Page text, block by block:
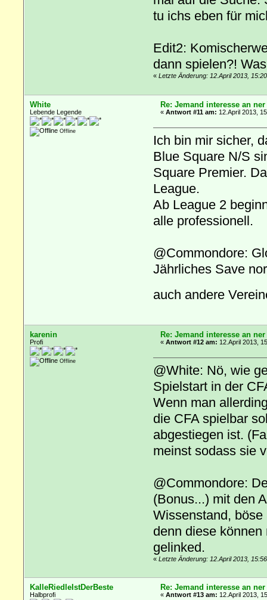
tu ichs eben für
Edit2:
dann spielen?!
« Letzte Änderung: 12.April 2013,
White
Lebende Legende
Offline
Re: Jemand interesse an
«Antwort #11 am: 12.April 2013,
Ich bin mir sicher,
Blue Square N/S
Square Premier.
League.
Ab League 2
alle professionell.
@Commondore:
Jährliches Save
auch andere
karenin
Profi
Offline
Re: Jemand interesse an
«Antwort #12 am: 12.April 2013,
@White: Nö, wie
Spielstart in der
Wenn man
die CFA spielbar
abgestiegen ist.
meinst sodass sie
@Commondore:
(Bonus...) mit den
Wissenstand,
denn diese
gelinked.
« Letzte Änderung: 12.April 2013,
KalleRiedleIstDerBeste
Halbprofi
Re: Jemand interesse an
«Antwort #13 am: 12.April 2013,